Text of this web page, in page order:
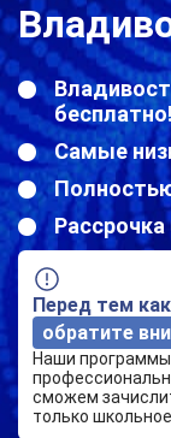
бесплатно!
Самые
Рассрочка
Перед тем
обратите
Наши
сможем
только